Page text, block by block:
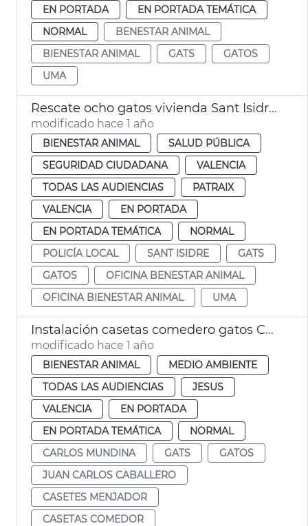
EN PORTADA
EN PORTADA TEMÁTICA
NORMAL
BENESTAR ANIMAL
BIENESTAR ANIMAL
GATS
GATOS
UMA
Rescate ocho gatos vivienda Sant Isidre València
modificado hace 1 año
BIENESTAR ANIMAL
SALUD PÚBLICA
SEGURIDAD CIUDADANA
VALENCIA
TODAS LAS AUDIENCIAS
PATRAIX
VALENCIA
EN PORTADA
EN PORTADA TEMÁTICA
NORMAL
POLICÍA LOCAL
SANT ISIDRE
GATS
GATOS
OFICINA BENESTAR ANIMAL
OFICINA BIENESTAR ANIMAL
UMA
Instalación casetas comedero gatos Cementerio General València
modificado hace 1 año
BIENESTAR ANIMAL
MEDIO AMBIENTE
TODAS LAS AUDIENCIAS
JESUS
VALENCIA
EN PORTADA
EN PORTADA TEMÁTICA
NORMAL
CARLOS MUNDINA
GATS
GATOS
JUAN CARLOS CABALLERO
CASETES MENJADOR
CASETAS COMEDOR